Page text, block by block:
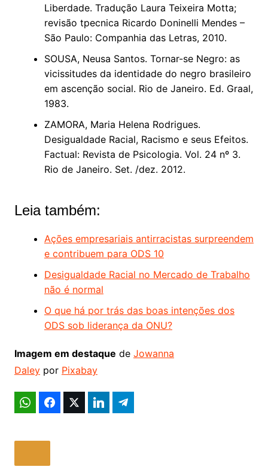
Liberdade. Tradução Laura Teixeira Motta;
revisão tpecnica Ricardo Doninelli Mendes –
São Paulo: Companhia das Letras, 2010.
SOUSA, Neusa Santos. Tornar-se Negro: as
vicissitudes da identidade do negro brasileiro
em ascenção social. Rio de Janeiro. Ed. Graal,
1983.
ZAMORA, Maria Helena Rodrigues.
Desigualdade Racial, Racismo e seus Efeitos.
Factual: Revista de Psicologia. Vol. 24 nº 3.
Rio de Janeiro. Set. /dez. 2012.
Leia também:
Ações empresariais antirracistas surpreendem
e contribuem para ODS 10
Desigualdade Racial no Mercado de Trabalho
não é normal
O que há por trás das boas intenções dos
ODS sob liderança da ONU?
Imagem em destaque de Jowanna
Daleypor Pixabay